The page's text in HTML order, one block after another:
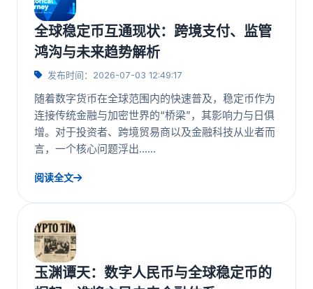
全球稳定币互通现状：跨境支付、监管
鸿沟与未来趋势解析
发布时间：2026-07-03 12:49:17
随着数字货币在全球范围内的快速普及，稳定币作为
连接传统金融与加密世界的“桥梁”，其影响力与日俱
增。对于投资者、跨境贸易商以及金融科技从业者而
言，一个核心问题浮出……
阅读全文
玉渊谭天：数字人民币与全球稳定币的